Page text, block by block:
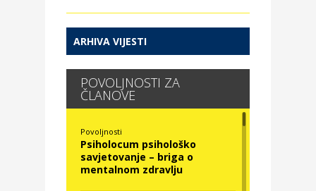
ARHIVA VIJESTI
POVOLJNOSTI ZA
ČLANOVE
Povoljnosti
Psiholocum psihološko
savjetovanje – briga o
mentalnom zdravlju